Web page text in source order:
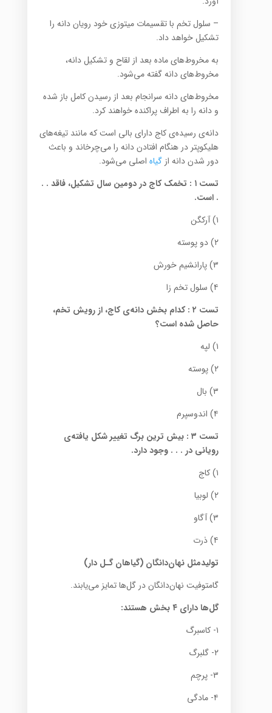
– سلول تخم با تقسیمات میتوزی خود رویان دانه را
تشکیل خواهد داد.
به مخروط‌ها‌ی ماده بعد از لقاح و تشکیل دانه،
مخروط‌های دانه گفته می‌شود.
مخروط‌های دانه سرانجام بعد از رسیدن کامل باز شده
و دانه را به اطراف پراکنده خواهند کرد.
دانه‌ی رسیده‌ی کاج دارای بالی است که مانند تیغه‌های
هلیکوپتر در هنگام افتادن دانه را می‌چرخاند و باعث
دور شدن دانه از گیاه اصلی می‌شود.
تست ۱
: تخمک کاج در دومین سال تشکیل، فاقد . .
. است.
۱) آرکگن
۲) دو پوسته
۳) پارانشیم خورش
۴) سلول تخم زا
تست ۲ :کدام بخش دانه‌ی کاج، از رویش تخم،
حاصل شده است؟
۱) لپه
۲) پوسته
۳) بال
۴) ‌اندوسپرم
تست ۳
: بیش ترین برگ تغییر شکل یافته‌ی
رویانی در . . . وجود دارد.
۱) کاج
۲) لوبیا
۳) آگاو
۴) ذرت
تولیدمثل نهان‌دانگان (گیاهان گـل دار)
گامتوفیت نهان‌دانگان در گل‌ها تمایز می‌یابند.
گل‌ها دارای ۴ بخش هستند:
۱- کاسبرگ
۲- گلبرگ
۳- پرچم
۴- مادگی